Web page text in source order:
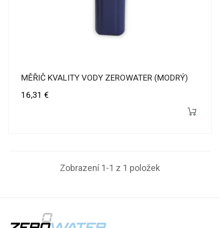
MĚŘIČ KVALITY VODY ZEROWATER (MODRÝ)
Cena
16,31 €
Zobrazení 1-1 z 1 položek